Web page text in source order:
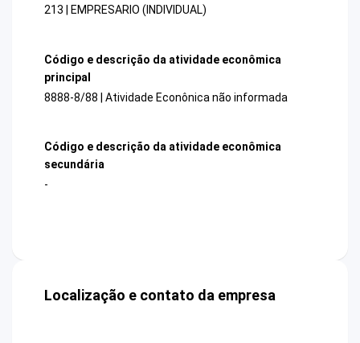
213 | EMPRESARIO (INDIVIDUAL)
Código e descrição da atividade econômica
principal
8888-8/88 | Atividade Econônica não informada
Código e descrição da atividade econômica
secundária
-
Localização e contato da empresa